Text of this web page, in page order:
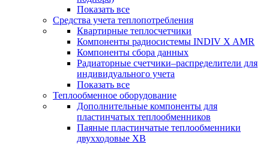
Показать все
Средства учета теплопотребления
Квартирные теплосчетчики
Компоненты радиосистемы INDIV X AMR
Компоненты сбора данных
Радиаторные счетчики–распределители для
индивидуального учета
Показать все
Теплообменное оборудование
Дополнительные компоненты для
пластинчатых теплообменников
Паяные пластинчатые теплообменники
двухходовые XB